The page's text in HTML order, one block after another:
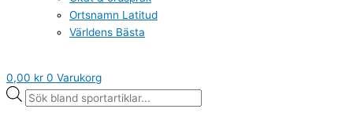
Ortsnamn Latitud
Världens Bästa
0,00 kr 0 Varukorg